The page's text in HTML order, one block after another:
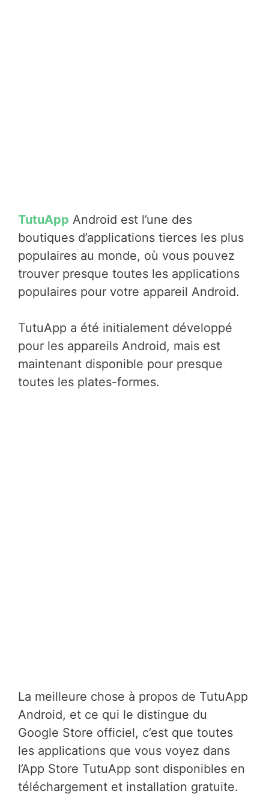
TutuApp Android est l’une des
boutiques d’applications tierces les plus
populaires au monde, où vous pouvez
trouver presque toutes les applications
populaires pour votre appareil Android.
TutuApp a été initialement développé
pour les appareils Android, mais est
maintenant disponible pour presque
toutes les plates-formes.
La meilleure chose à propos de TutuApp
Android, et ce qui le distingue du
Google Store officiel, c’est que toutes
les applications que vous voyez dans
l’App Store TutuApp sont disponibles en
téléchargement et installation gratuite.